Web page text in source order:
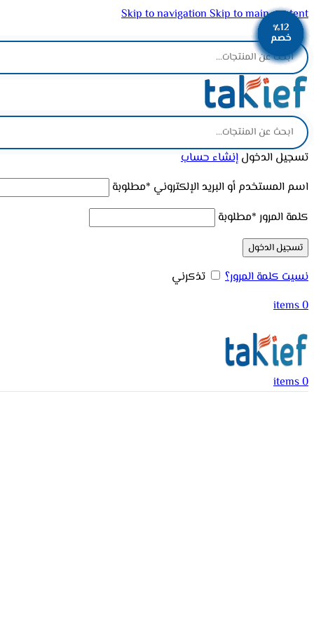
Skip to navigationSkip to main content
ADD ANYTHING HERE OR JUST REMOVE IT…
تسجيل الدخول إنشاء حساب
اسم المستخدم أو البريد الإلكتروني *مطلوبة
كلمة المرور *مطلوبة
تسجيل الدخول
نسيت كلمة المرور؟
تذكرني
0
items
0
items
٪12
خصم
٪12
خصم
٪12
خصم
٪12
خصم
٪13
خصم
٪12
خصم
٪12
خصم
٪12
خصم
٪12
خصم